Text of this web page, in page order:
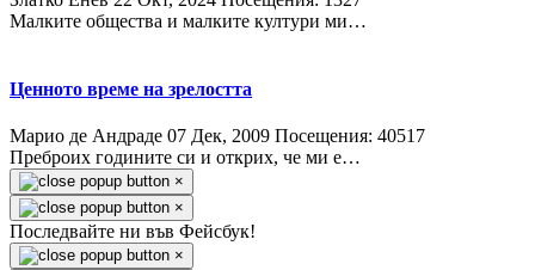
Малките общества и малките култури ми…
Ценното време на зрелостта
Марио де Андраде 07 Дек, 2009 Посещения: 40517
Преброих годините си и открих, че ми е…
×
×
Последвайте ни във Фейсбук!
×